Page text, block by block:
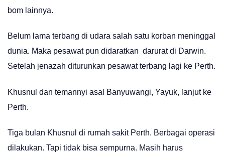
bom lainnya.
Belum lama terbang di udara salah satu korban meninggal
dunia. Maka pesawat pun didaratkan darurat di Darwin.
Setelah jenazah diturunkan pesawat terbang lagi ke Perth.
Khusnul dan temannyi asal Banyuwangi, Yayuk, lanjut ke
Perth.
Tiga bulan Khusnul di rumah sakit Perth. Berbagai operasi
dilakukan. Tapi tidak bisa sempurna. Masih harus